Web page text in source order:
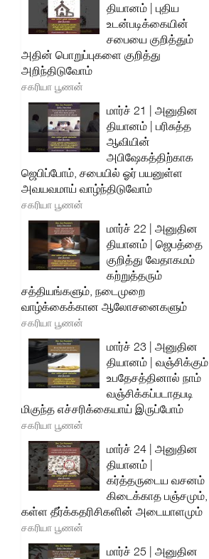
தியானம் | புதிய
உடன்படிக்கையின்
சபையை குறித்தும்
அதின் பொறுப்புகளை குறித்து
அறிந்திடுவோம்
சகரியா பூணன்
மார்ச் 21 | அனுதின
தியானம் | பரிசுத்த
ஆவியின்
அபிஷேகத்திற்காக
ஜெபிப்போம், சபையில் ஓர் பயனுள்ள
அவயவமாய் வாழ்ந்திடுவோம்
சகரியா பூணன்
மார்ச் 22 | அனுதின
தியானம் | ஜெபத்தை
குறித்து வேதாகமம்
கற்றுத்தரும்
சத்தியங்களும், நடைமுறை
வாழ்க்கைக்கான ஆலோசனைகளும்
சகரியா பூணன்
மார்ச் 23 | அனுதின
தியானம் | வஞ்சிக்கும்
உபதேசத்தினால் நாம்
வஞ்சிக்கப்படாதபடி
மிகுந்த எச்சரிக்கையாய் இருப்போம்
சகரியா பூணன்
மார்ச் 24 | அனுதின
தியானம் |
கர்த்தருடைய வசனம்
கிடைக்காத பஞ்சமும்,
கள்ள தீர்க்கதரிசிகளின் அடையாளமும்
சகரியா பூணன்
மார்ச் 25 | அனுதின